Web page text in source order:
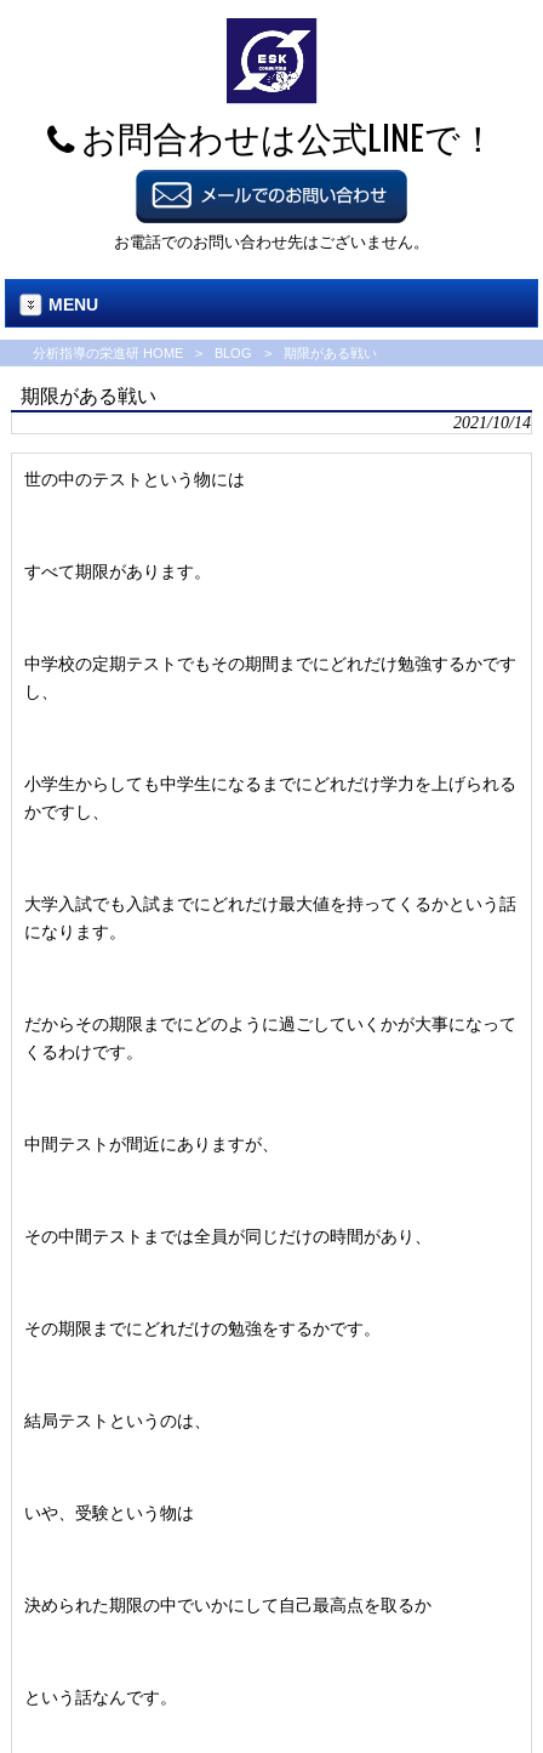
お問合わせは公式LINEで！
お電話でのお問い合わせ先はございません。
MENU
分析指導の栄進研 HOME > BLOG > 期限がある戦い
期限がある戦い
2021/10/14
世の中のテストという物には
すべて期限があります。
中学校の定期テストでもその期間までにどれだけ勉強するかです
し、
小学生からしても中学生になるまでにどれだけ学力を上げられる
かですし、
大学入試でも入試までにどれだけ最大値を持ってくるかという話
になります。
だからその期限までにどのように過ごしていくかが大事になって
くるわけです。
中間テストが間近にありますが、
その中間テストまでは全員が同じだけの時間があり、
その期限までにどれだけの勉強をするかです。
結局テストというのは、
いや、受験という物は
決められた期限の中でいかにして自己最高点を取るか
という話なんです。